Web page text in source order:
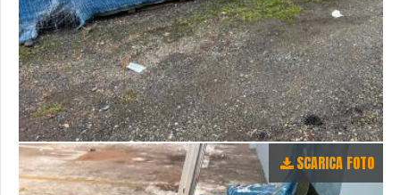
SCARICA FOTO